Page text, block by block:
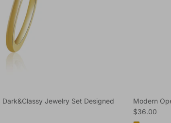
Dark&Classy Jewelry Set Designed
Modern
Regular price
$36.00